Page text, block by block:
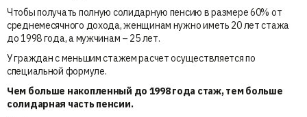
Чтобы получать полную солидарную пенсию в размере 60% от
среднемесячного дохода, женщинам нужно иметь 20 лет стажа
до 1998 года, а мужчинам – 25 лет.
У граждан с меньшим стажем расчет осуществляется по
специальной формуле.
Чем больше накопленный до 1998 года стаж, тем больше
солидарная часть пенсии.